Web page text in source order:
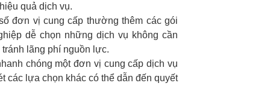
quả dịch vụ.
đơn vị cung cấp thường thêm các gói
dễ chọn những dịch vụ không cần
lãng phí nguồn lực.
chóng một đơn vị cung cấp dịch vụ
các lựa chọn khác có thể dẫn đến quyết